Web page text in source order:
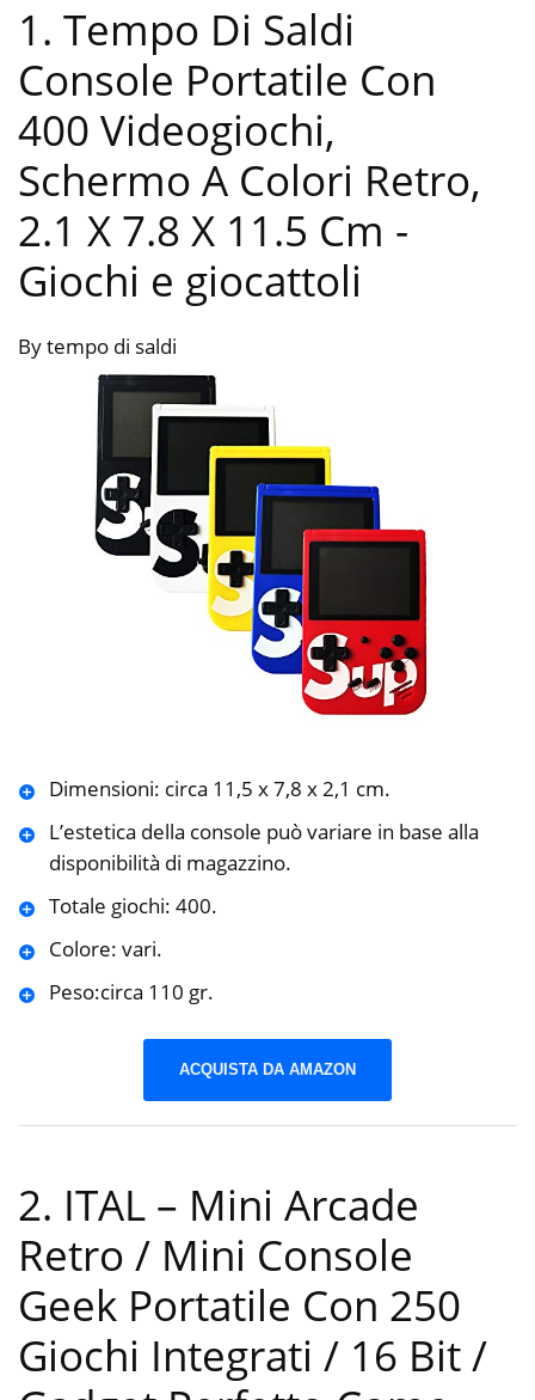
1. Tempo Di Saldi
Console Portatile Con
400 Videogiochi,
Schermo A Colori Retro,
2.1 X 7.8 X 11.5 Cm -
Giochi e giocattoli
By tempo di saldi
Dimensioni: circa 11,5 x 7,8 x 2,1 cm.
L’estetica della console può variare in base alla
disponibilità di magazzino.
Totale giochi: 400.
Colore: vari.
Peso:circa 110 gr.
ACQUISTA DA AMAZON
2. ITAL – Mini Arcade
Retro / Mini Console
Geek Portatile Con 250
Giochi Integrati / 16 Bit /